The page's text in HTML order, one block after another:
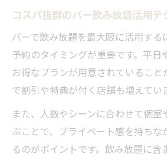
コスパ抜群のバー飲み放題活用テ
バーで飲み放題を最大限に活用する
予約のタイミングが重要です。平日
お得なプランが用意されているこ
で割引や特典が付く店舗も増えてい
また、人数やシーンに合わせて個
ぶことで、プライベート感を持ちな
るのがポイントです。飲み放題に含